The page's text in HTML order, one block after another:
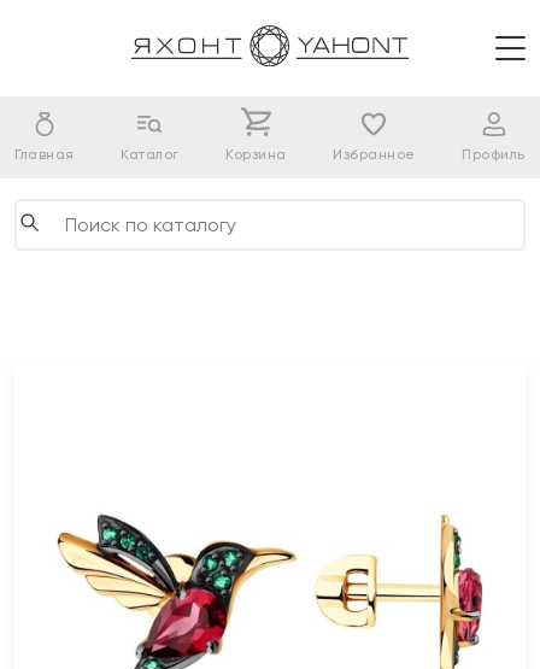
Главная Каталог Корзина Избранное Профиль